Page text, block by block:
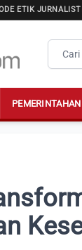
ETIK
PEMERINTAHAN